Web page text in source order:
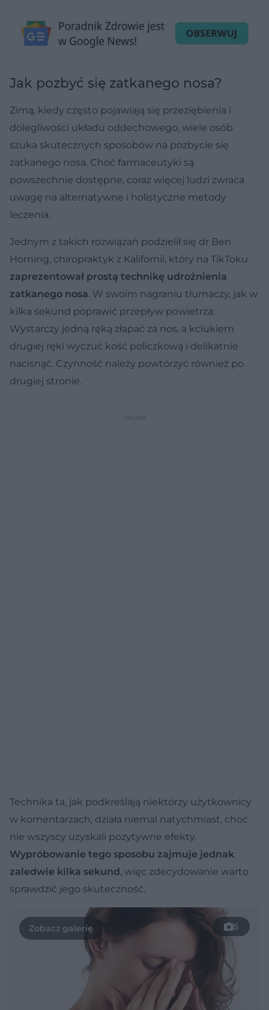
Jak pozbyć się zatkanego nosa?
Zimą, kiedy często pojawiają się przeziębienia i
dolegliwości układu oddechowego, wiele osób
szuka skutecznych sposobów na pozbycie się
zatkanego nosa. Choć farmaceutyki są
powszechnie dostępne, coraz więcej ludzi zwraca
uwagę na alternatywne i holistyczne metody
leczenia.
Jednym z takich rozwiązań podzielił się dr Ben
Horning, chiropraktyk z Kalifornii, który na TikToku
zaprezentował prostą technikę udrożnienia
zatkanego nosa. W swoim nagraniu tłumaczy, jak w
kilka sekund poprawić przepływ powietrza.
Wystarczy jedną ręką złapać za nos, a kciukiem
drugiej ręki wyczuć kość policzkową i delikatnie
nacisnąć. Czynność należy powtórzyć również po
drugiej stronie.
Technika ta, jak podkreślają niektórzy użytkownicy
w komentarzach, działa niemal natychmiast, choć
nie wszyscy uzyskali pozytywne efekty.
Wypróbowanie tego sposobu zajmuje jednak
zaledwie kilka sekund , więc zdecydowanie warto
sprawdzić jego skuteczność.
5